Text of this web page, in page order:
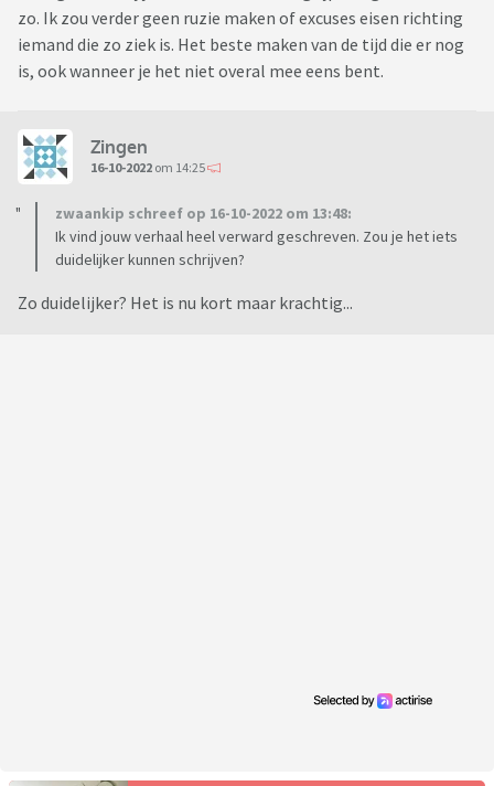
zo. Ik zou verder geen ruzie maken of excuses eisen richting
iemand die zo ziek is. Het beste maken van de tijd die er nog
is, ook wanneer je het niet overal mee eens bent.
Zingen
16-10-2022 om 14:25
zwaankip schreef op 16-10-2022 om 13:48:
Ik vind jouw verhaal heel verward geschreven. Zou je het iets
duidelijker kunnen schrijven?
Zo duidelijker? Het is nu kort maar krachtig...